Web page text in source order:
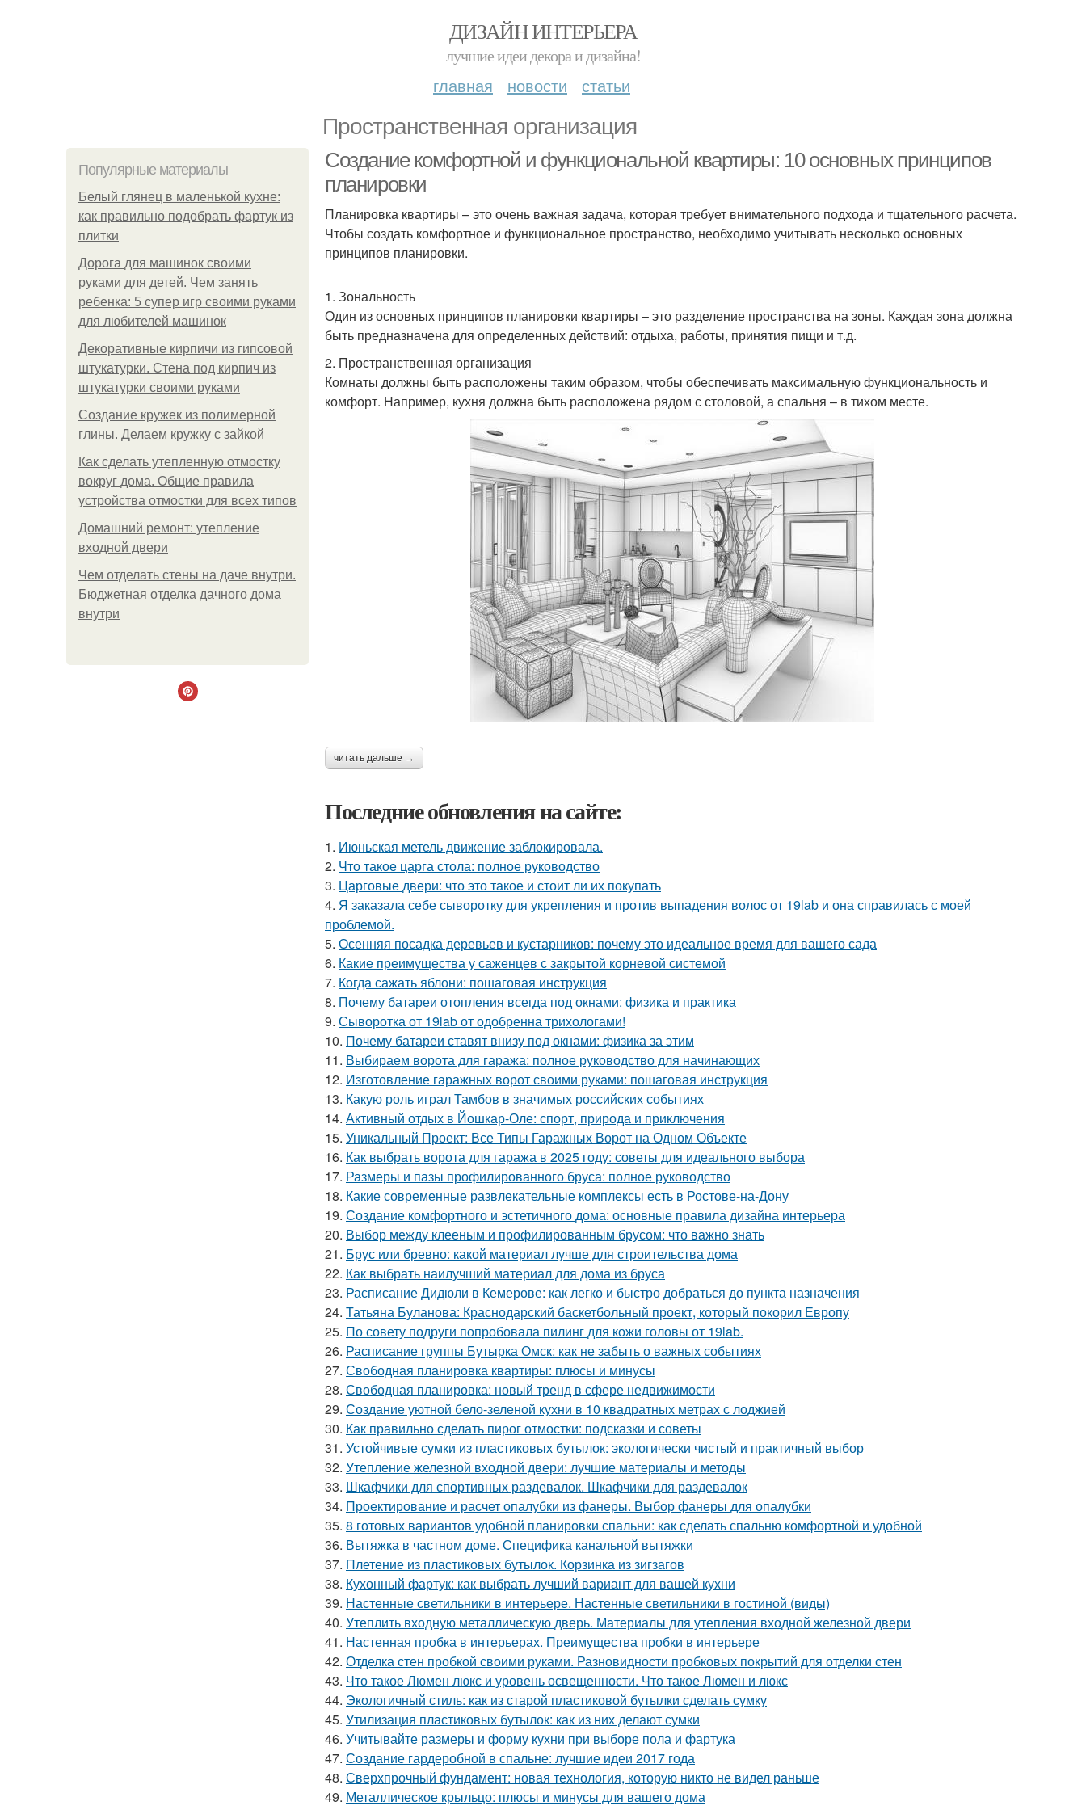
ДИЗАЙН ИНТЕРЬЕРА
лучшие идеи декора и дизайна!
главная новости статьи
Пространственная организация
Популярные материалы
Белый глянец в маленькой кухне:
как правильно подобрать фартук из
плитки
Дорога для машинок своими
руками для детей. Чем занять
ребенка: 5 супер игр своими руками
для любителей машинок
Декоративные кирпичи из гипсовой
штукатурки. Стена под кирпич из
штукатурки своими руками
Создание кружек из полимерной
глины. Делаем кружку с зайкой
Как сделать утепленную отмостку
вокруг дома. Общие правила
устройства отмостки для всех типов
Домашний ремонт: утепление
входной двери
Чем отделать стены на даче внутри.
Бюджетная отделка дачного дома
внутри
Создание комфортной и функциональной квартиры: 10 основных принципов
планировки
Планировка квартиры – это очень важная задача, которая требует внимательного подхода и тщательного расчета.
Чтобы создать комфортное и функциональное пространство, необходимо учитывать несколько основных
принципов планировки.
1. Зональность
Один из основных принципов планировки квартиры – это разделение пространства на зоны. Каждая зона должна
быть предназначена для определенных действий: отдыха, работы, принятия пищи и т.д.
2. Пространственная организация
Комнаты должны быть расположены таким образом, чтобы обеспечивать максимальную функциональность и
комфорт. Например, кухня должна быть расположена рядом с столовой, а спальня – в тихом месте.
читать дальше →
Последние обновления на сайте:
1. Июньская метель движение заблокировала.
2. Что такое царга стола: полное руководство
3. Царговые двери: что это такое и стоит ли их покупать
4. Я заказала себе сыворотку для укрепления и против выпадения волос от 19lab и она справилась с моей
проблемой.
5. Осенняя посадка деревьев и кустарников: почему это идеальное время для вашего сада
6. Какие преимущества у саженцев с закрытой корневой системой
7. Когда сажать яблони: пошаговая инструкция
8. Почему батареи отопления всегда под окнами: физика и практика
9. Сыворотка от 19lab от одобренна трихологами!
10. Почему батареи ставят внизу под окнами: физика за этим
11. Выбираем ворота для гаража: полное руководство для начинающих
12. Изготовление гаражных ворот своими руками: пошаговая инструкция
13. Какую роль играл Тамбов в значимых российских событиях
14. Активный отдых в Йошкар-Оле: спорт, природа и приключения
15. Уникальный Проект: Все Типы Гаражных Ворот на Одном Объекте
16. Как выбрать ворота для гаража в 2025 году: советы для идеального выбора
17. Размеры и пазы профилированного бруса: полное руководство
18. Какие современные развлекательные комплексы есть в Ростове-на-Дону
19. Создание комфортного и эстетичного дома: основные правила дизайна интерьера
20. Выбор между клееным и профилированным брусом: что важно знать
21. Брус или бревно: какой материал лучше для строительства дома
22. Как выбрать наилучший материал для дома из бруса
23. Расписание Дидюли в Кемерове: как легко и быстро добраться до пункта назначения
24. Татьяна Буланова: Краснодарский баскетбольный проект, который покорил Европу
25. По совету подруги попробовала пилинг для кожи головы от 19lab.
26. Расписание группы Бутырка Омск: как не забыть о важных событиях
27. Свободная планировка квартиры: плюсы и минусы
28. Свободная планировка: новый тренд в сфере недвижимости
29. Создание уютной бело-зеленой кухни в 10 квадратных метрах с лоджией
30. Как правильно сделать пирог отмостки: подсказки и советы
31. Устойчивые сумки из пластиковых бутылок: экологически чистый и практичный выбор
32. Утепление железной входной двери: лучшие материалы и методы
33. Шкафчики для спортивных раздевалок. Шкафчики для раздевалок
34. Проектирование и расчет опалубки из фанеры. Выбор фанеры для опалубки
35. 8 готовых вариантов удобной планировки спальни: как сделать спальню комфортной и удобной
36. Вытяжка в частном доме. Специфика канальной вытяжки
37. Плетение из пластиковых бутылок. Корзинка из зигзагов
38. Кухонный фартук: как выбрать лучший вариант для вашей кухни
39. Настенные светильники в интерьере. Настенные светильники в гостиной (виды)
40. Утеплить входную металлическую дверь. Материалы для утепления входной железной двери
41. Настенная пробка в интерьерах. Преимущества пробки в интерьере
42. Отделка стен пробкой своими руками. Разновидности пробковых покрытий для отделки стен
43. Что такое Люмен люкс и уровень освещенности. Что такое Люмен и люкс
44. Экологичный стиль: как из старой пластиковой бутылки сделать сумку
45. Утилизация пластиковых бутылок: как из них делают сумки
46. Учитывайте размеры и форму кухни при выборе пола и фартука
47. Создание гардеробной в спальне: лучшие идеи 2017 года
48. Сверхпрочный фундамент: новая технология, которую никто не видел раньше
49. Металлическое крыльцо: плюсы и минусы для вашего дома